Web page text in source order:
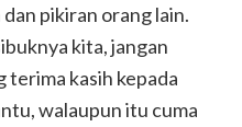
pikiran orang lain.
kita, jangan
terima kasih kepada
walaupun itu cuma